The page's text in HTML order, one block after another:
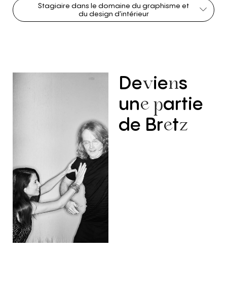
Stagiaire dans le domaine du graphisme et
du design d'intérieur
Deviens
une partie
de Bretz